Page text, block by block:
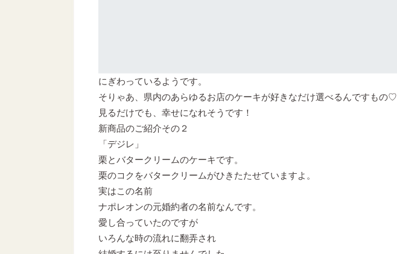
にぎわっているようです。
そりゃあ、県内のあらゆるお店のケーキが好きなだけ選べるんですもの♡
見るだけでも、幸せになれそうです！
新商品のご紹介その２
「デジレ」
栗とバタークリームのケーキです。
栗のコクをバタークリームがひきたたせていますよ。
実はこの名前
ナポレオンの元婚約者の名前なんです。
愛し合っていたのですが
いろんな時の流れに翻弄され